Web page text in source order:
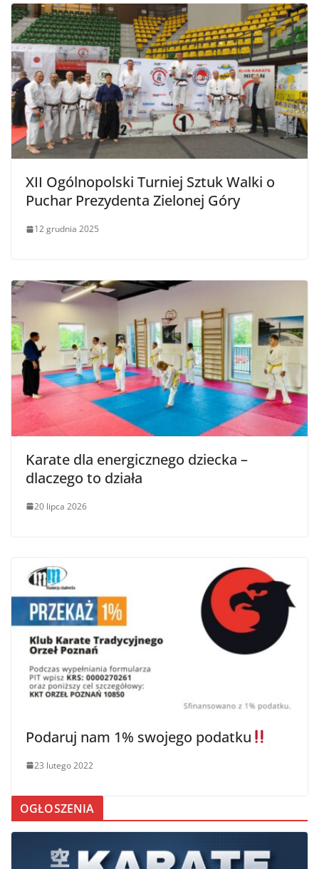
XII Ogólnopolski Turniej Sztuk Walki o
Puchar Prezydenta Zielonej Góry
12 grudnia 2025
Karate dla energicznego dziecka –
dlaczego to działa
20 lipca 2026
Podaruj nam 1% swojego podatku
23 lutego 2022
OGŁOSZENIA